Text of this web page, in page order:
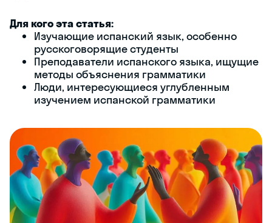
Для кого эта статья:
Изучающие испанский язык, особенно
русскоговорящие студенты
Преподаватели испанского языка, ищущие
методы объяснения грамматики
Люди, интересующиеся углубленным
изучением испанской грамматики